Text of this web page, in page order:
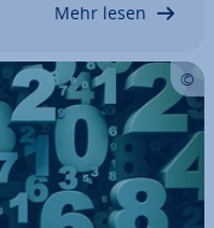
Mehr lesen